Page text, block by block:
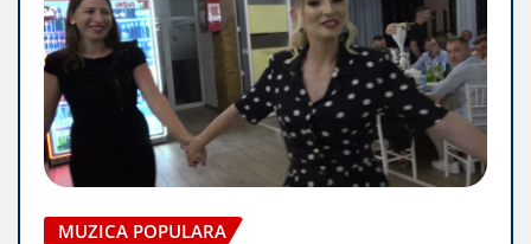
MUZICA POPULARA